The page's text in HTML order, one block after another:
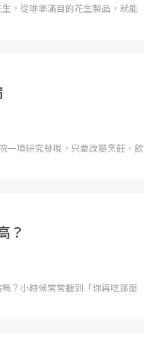
，從琳瑯滿目的花生製品，就能
一項研究發現，只要改變烹飪、飲
？
？小時候常常聽到「你再吃那麼